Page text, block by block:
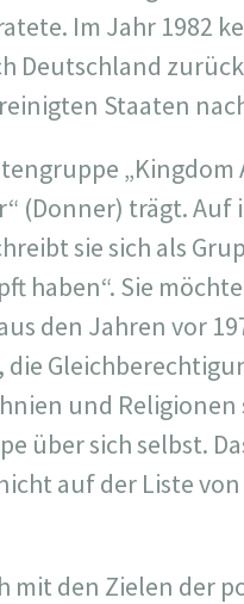
Im Jahr 1982
Deutschland
Staaten
„Kingdom
(Donner) trägt.
sie sich als
haben“. Sie
den Jahren vor
und
über sich selbst.
auf der Liste
mit den Zielen der